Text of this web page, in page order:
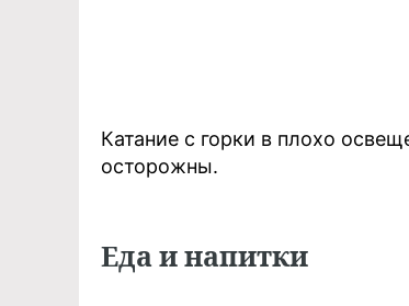
Катание с горки в плохо
осторожны.
Еда и напитки